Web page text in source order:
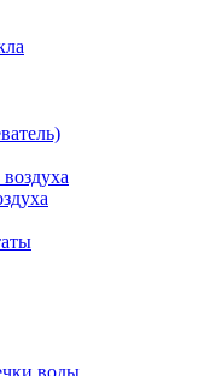
воды